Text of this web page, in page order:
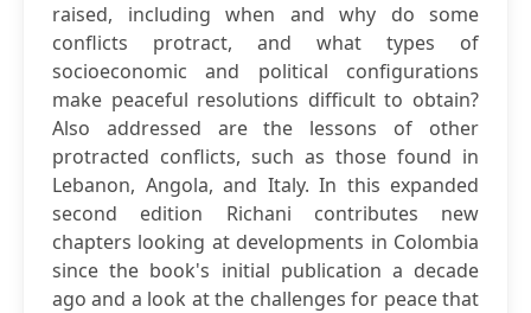
raised, including when and why do some
conflicts protract, and what types of
socioeconomic and political configurations
make peaceful resolutions difficult to obtain?
Also addressed are the lessons of other
protracted conflicts, such as those found in
Lebanon, Angola, and Italy. In this expanded
second edition Richani contributes new
chapters looking at developments in Colombia
since the book's initial publication a decade
ago and a look at the challenges for peace that